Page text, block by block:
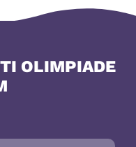
OLIMPIADE